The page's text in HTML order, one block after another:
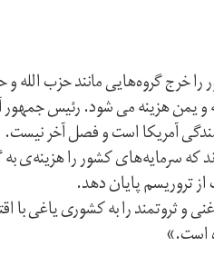
خرج گروه‌هایی مانند حزب
یمن هزینه می شود. رئیس جمهور
آمریکا است و فصل آخر نیست.
که سرمایه‌های کشور را هزینه‌ی
تروریسم پایان دهد.
و ثروتمند را به کشوری یاغی
است.»